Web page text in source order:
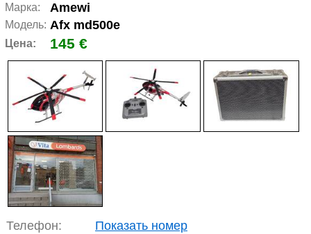
Марка: Amewi
Модель: Afx md500e
Цена: 145 €
Телефон:
Показать номер